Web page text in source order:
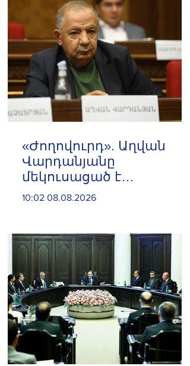
«Ժողովուրդ». Աղվան
Վարդանյանը
մեկուսացած է
խմբակցությունից
10:02 08.08.2026